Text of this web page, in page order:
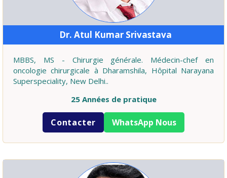
Dr. Atul Kumar Srivastava
MBBS, MS - Chirurgie générale. Médecin-chef en
oncologie chirurgicale à Dharamshila, Hôpital Narayana
Superspeciality, New Delhi..
25 Années de pratique
Contacter WhatsApp Nous